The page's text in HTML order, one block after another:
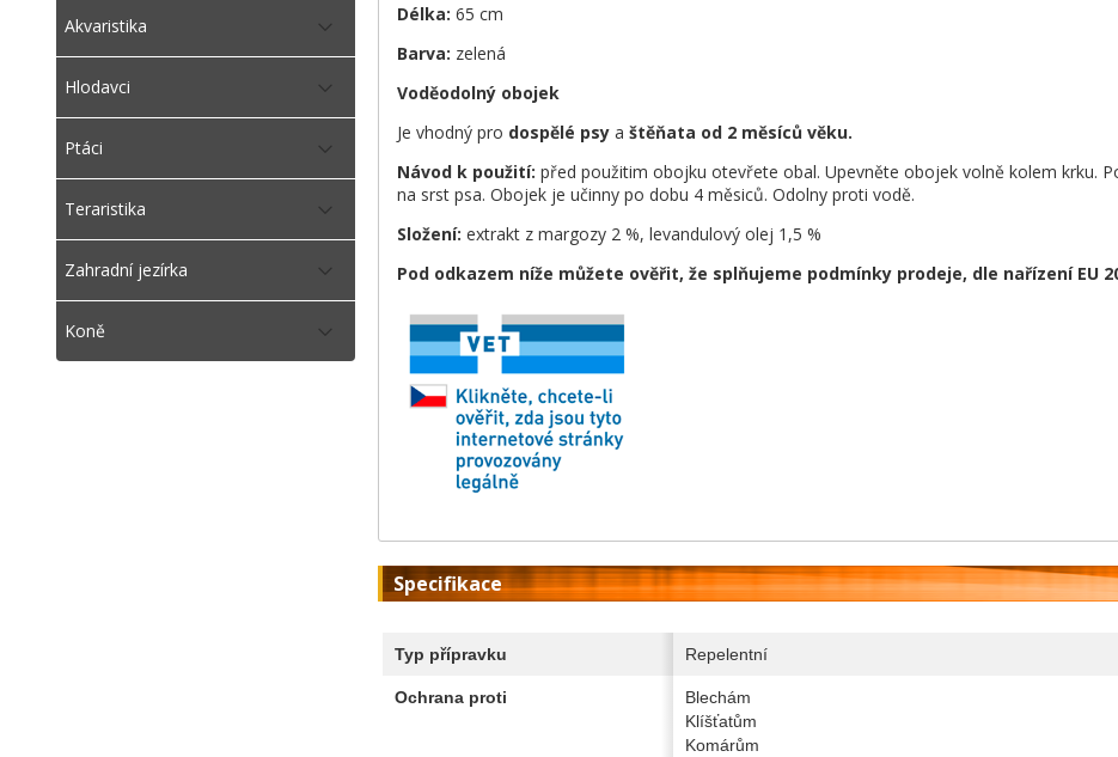
Akvaristika
Hlodavci
Ptáci
Teraristika
Zahradní jezírka
Koně
Délka: 65 cm
Barva: zelená
Voděodolný obojek
Je vhodný pro dospělé psya štěňata od 2 měsíců věku.
Návod k použití: před použitim obojku otevřete obal. Upevněte obojek volně kolem krku.
na srst psa. Obojek je učinny po dobu 4 měsiců. Odolny proti vodě.
Složení: extrakt z margozy 2 %, levandulový olej 1,5 %
Pod odkazem níže můžete ověřit, že splňujeme podmínky prodeje, dle nařízení EU
Specifikace
Typ přípravku Repelentní
Ochrana proti
Blechám
Klíšťatům
Komárům